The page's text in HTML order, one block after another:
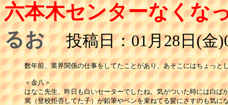
六本木センターなくな
るお 投稿日：01月28日(金
数年前、業界関係の仕事をしてたことがあり、あそこにはちょっと
＜金八＞
はなこ先生、昨日も白いセーターでしたね。気がついた時には白ば
篤（登校拒否してた子）が鉛筆やペンを束ねてる髪にさすのも気に